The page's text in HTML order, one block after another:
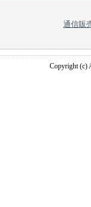
通信販
Copyright (c)